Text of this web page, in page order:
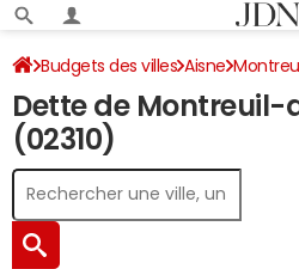
Budgets des villes Aisne
Dette au 31/12/2024
Dette de Montreuil-
(02310)